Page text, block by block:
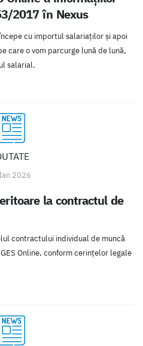
2017 în Nexus
cu importul salariaţilor şi apoi
care o vom parcurge lună de lună,
salarial.
2026
la contractul de
contractului individual de muncă
Online, conform cerințelor legale